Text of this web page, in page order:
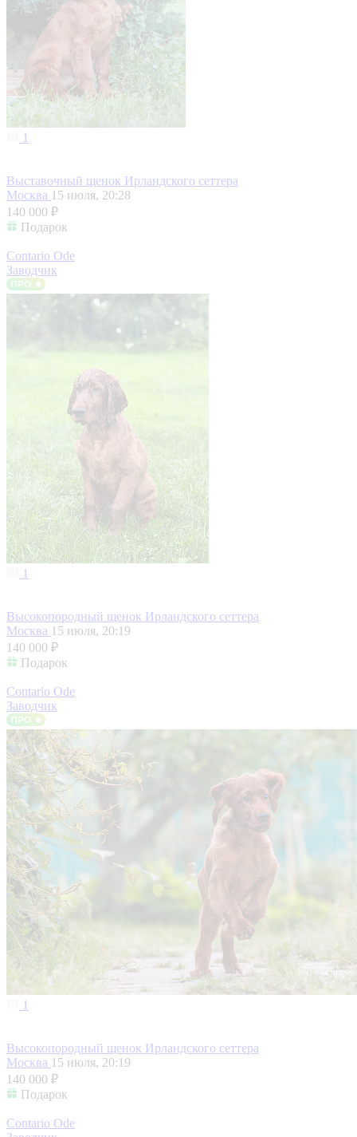
1
Выставочный щенок Ирландского сеттера
Москва 15 июля, 20:28
140 000 ₽
Подарок
Contario Ode
Заводчик
1
Высокопородный щенок Ирландского сеттера
Москва 15 июля, 20:19
140 000 ₽
Подарок
Contario Ode
Заводчик
1
Высокопородный щенок Ирландского сеттера
Москва 15 июля, 20:19
140 000 ₽
Подарок
Contario Ode